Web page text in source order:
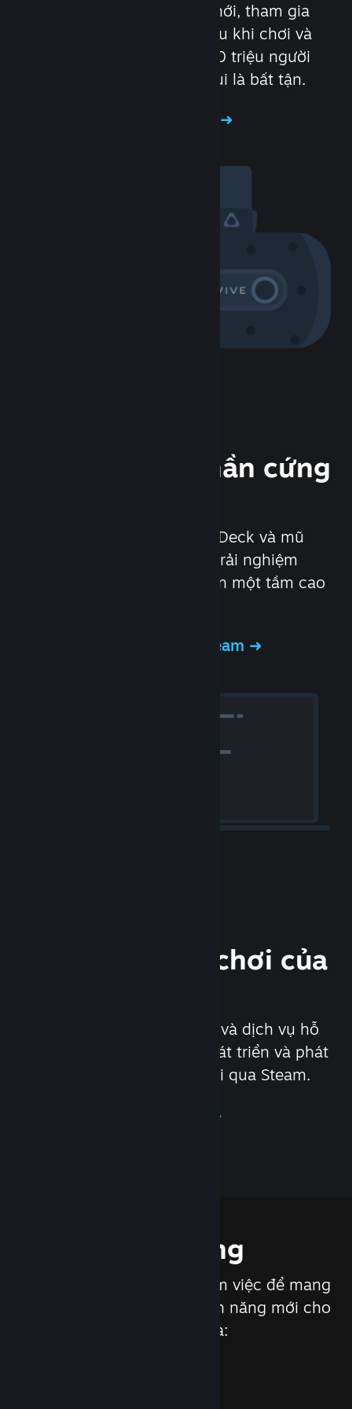
Gặp gỡ những con người mới, tham gia
nhóm, lập bang hội, tán gẫu khi chơi và
nhiều hơn nữa! Với hơn 100 triệu người
bạn (hoặc đối thủ), niềm vui là bất tận.
Trải nghiệm phần cứng
Chúng tôi đã tạo ra Steam Deck và mũ
chụp Valve Index để nâng trải nghiệm
chơi game trên máy tính lên một tầm cao
Trải nghiệm phần cứng Steam
Phát hành trò chơi của
Steamworks là bộ công cụ và dịch vụ hỗ
trợ đắc lực cho các nhà phát triển và phát
hành khi phân phối trò chơi qua Steam.
Tính năng
Chúng tôi không ngừng làm việc để mang
lại các bản cập nhật và tính năng mới cho
Steam, như là: